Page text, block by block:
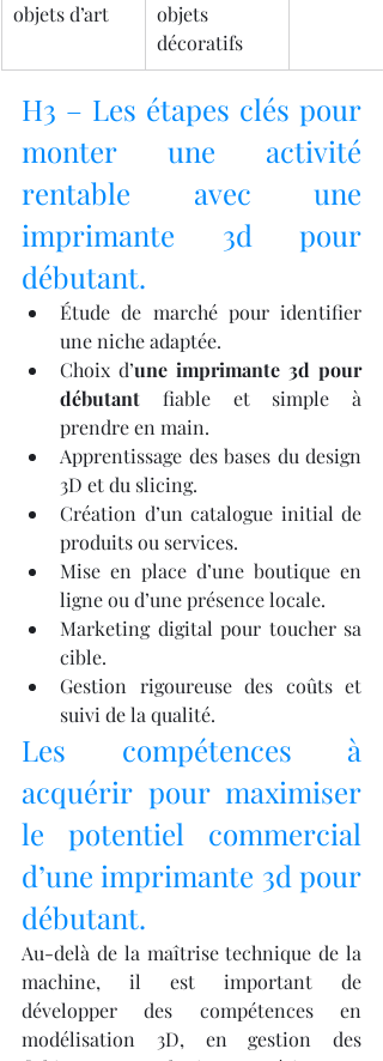
objets d’art
objets
décoratifs
H3 – Les étapes clés pour
monter une activité
rentable avec une
imprimante 3d pour
débutant.
Étude de marché pour identifier
une niche adaptée.
Choix d’une imprimante 3d pour
débutant fiable et simple à
prendre en main.
Apprentissage des bases du design
3D et du slicing.
Création d’un catalogue initial de
produits ou services.
Mise en place d’une boutique en
ligne ou d’une présence locale.
Marketing digital pour toucher sa
cible.
Gestion rigoureuse des coûts et
suivi de la qualité.
Les compétences à
acquérir pour maximiser
le potentiel commercial
d’une imprimante 3d pour
débutant.
Au-delà de la maîtrise technique de la
machine, il est important de
développer des compétences en
modélisation 3D, en gestion des